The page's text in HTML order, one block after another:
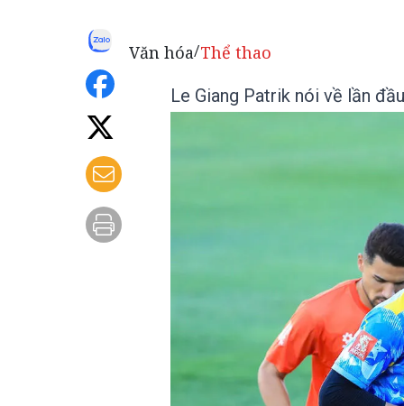
Văn hóa/Thể thao
Le Giang Patrik nói về lần